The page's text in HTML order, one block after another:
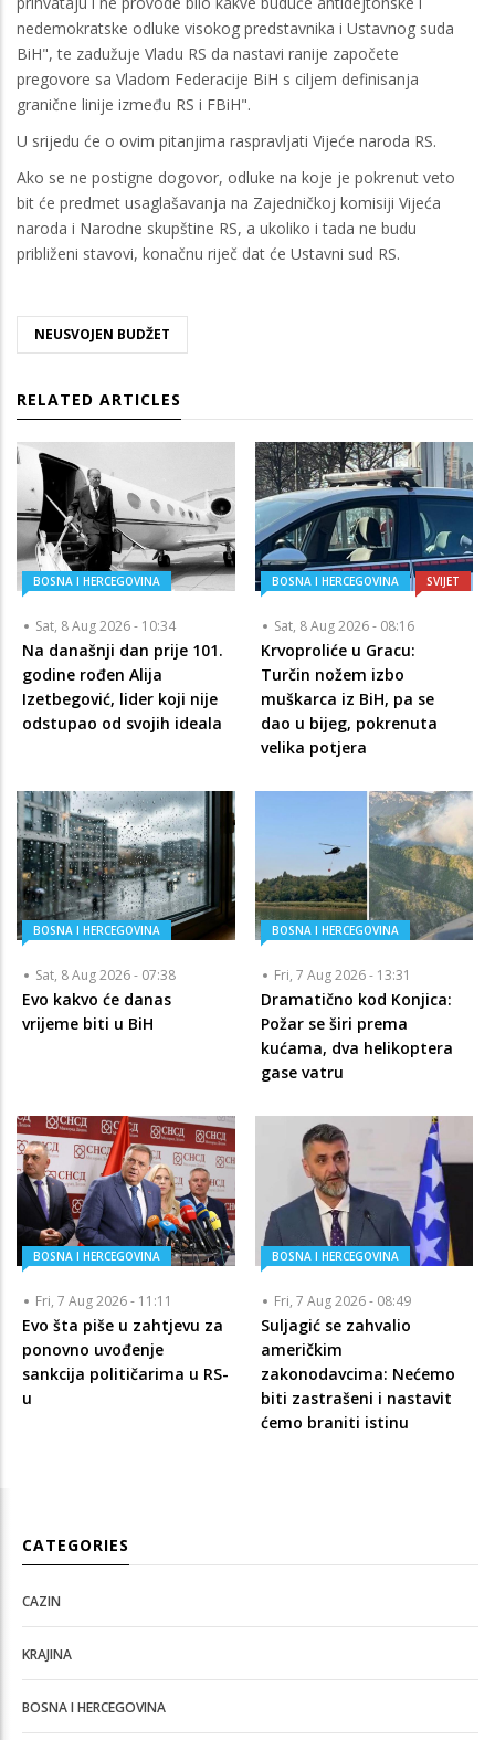
nedemokratske odluke visokog predstavnika i Ustavnog suda
BiH", te zadužuje Vladu RS da nastavi ranije započete
pregovore sa Vladom Federacije BiH s ciljem definisanja
granične linije između RS i FBiH".
U srijedu će o ovim pitanjima raspravljati Vijeće naroda RS.
Ako se ne postigne dogovor, odluke na koje je pokrenut veto
bit će predmet usaglašavanja na Zajedničkoj komisiji Vijeća
naroda i Narodne skupštine RS, a ukoliko i tada ne budu
približeni stavovi, konačnu riječ dat će Ustavni sud RS.
NEUSVOJEN BUDŽET
RELATED ARTICLES
BOSNA I HERCEGOVINA
Sat, 8 Aug 2026 - 10:34
Na današnji dan prije 101.
godine rođen Alija
Izetbegović, lider koji nije
odstupao od svojih ideala
BOSNA I HERCEGOVINA SVIJET
Sat, 8 Aug 2026 - 08:16
Krvoproliće u Gracu:
Turčin nožem izbo
muškarca iz BiH, pa se
dao u bijeg, pokrenuta
velika potjera
BOSNA I HERCEGOVINA
Sat, 8 Aug 2026 - 07:38
Evo kakvo će danas
vrijeme biti u BiH
BOSNA I HERCEGOVINA
Fri, 7 Aug 2026 - 13:31
Dramatično kod Konjica:
Požar se širi prema
kućama, dva helikoptera
gase vatru
BOSNA I HERCEGOVINA
Fri, 7 Aug 2026 - 11:11
Evo šta piše u zahtjevu za
ponovno uvođenje
sankcija političarima u RS-
u
BOSNA I HERCEGOVINA
Fri, 7 Aug 2026 - 08:49
Suljagić se zahvalio
američkim
zakonodavcima: Nećemo
biti zastrašeni i nastavit
ćemo braniti istinu
CATEGORIES
CAZIN
KRAJINA
BOSNA I HERCEGOVINA